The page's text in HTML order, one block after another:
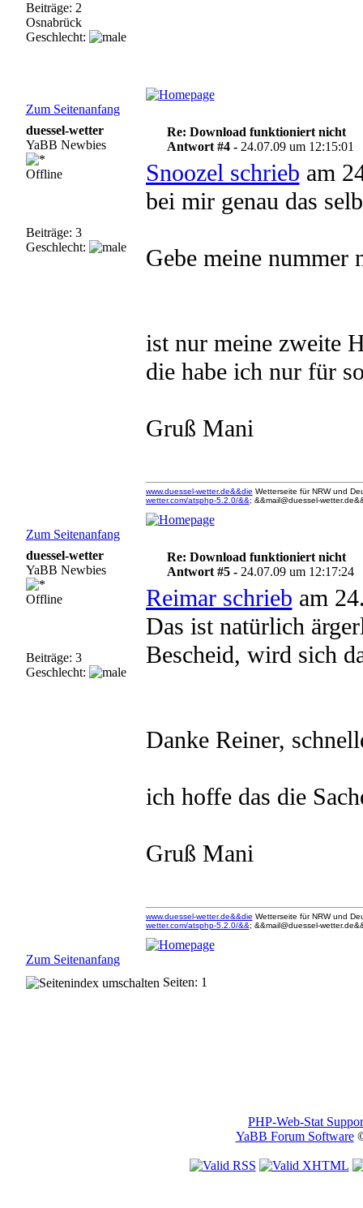
Beiträge: 2
Osnabrück
Geschlecht:
Zum Seitenanfang
duessel-wetter
YaBB Newbies
Offline
Beiträge: 3
Geschlecht:
Re: Download funktioniert nicht
Antwort #4 - 24.07.09 um 12:15:01
Snoozel schrieb am
bei mir genau das
Gebe meine nummer
ist nur meine zweite
die habe ich nur für
Gruß Mani
Zum Seitenanfang
www.duessel-wetter.de&&die Wetterseite für NRW und
wetter.com/atsphp-5.2.0/&&; &&mail@duessel-
duessel-wetter
YaBB Newbies
Offline
Beiträge: 3
Geschlecht:
Re: Download funktioniert nicht
Antwort #5 - 24.07.09 um 12:17:24
Reimar schrieb am
Das ist natürlich
Bescheid, wird sich
Danke Reiner,
ich hoffe das die
Gruß Mani
Zum Seitenanfang
www.duessel-wetter.de&&die Wetterseite für NRW und
wetter.com/atsphp-5.2.0/&&; &&mail@duessel-
Seiten: 1
PHP-Web-Stat
YaBB Forum Software©